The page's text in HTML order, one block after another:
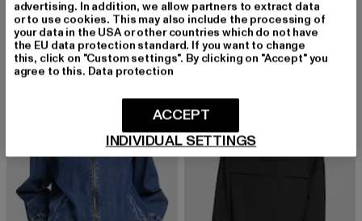
-51% -40%
advertising. In addition, we allow partners to extract data
or to use cookies. This may also include the processing of
your data in the USA or other countries which do not have
the EU data protection standard. If you want to change
this, click on "Custom settings". By clicking on "Accept" you
agree to this. Data protection
INDIVIDUAL SETTINGS
ACCEPT